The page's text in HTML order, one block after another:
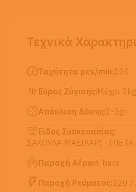
Τεχνικά
Ταχύτητα pcs/min:120
Εύρος Ζύγισης:Μέχρι 3kg
Απόκλιση Δόσης:1-3gr
Είδος Συσκευασίας:
ΣΑΚΟΥΛΑ ΜΑΞΙΛΑΡΙ - ΠΙΕΤΑ
Παροχή Αέρα:6 bars
Παροχή Ρεύματος:220 /